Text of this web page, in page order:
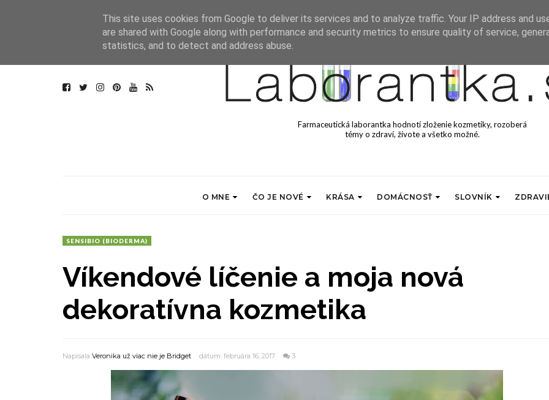
Farmaceutická laborantka hodnotí zloženie kozmetiky, rozoberá
témy o zdraví, živote a všetko možné.
O MNE ČO JE NOVÉ KRÁSA DOMÁCNOSŤ SLOVNÍK
SENSIBIO (BIODERMA)
Víkendové líčenie a moja nová
dekoratívna kozmetika
Napísala Veronika už viac nie je Bridget dátum: februára 16, 2017 3
This site uses cookies from Google to deliver its services and to analyze traffic. Your IP address and
are shared with Google along with performance and security metrics to ensure quality of service,
statistics, and to detect and address abuse.